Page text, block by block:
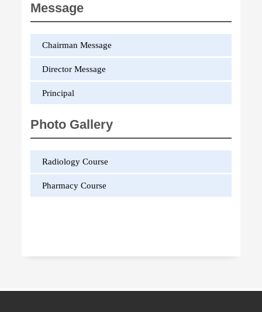
Message
Chairman Message
Director Message
Principal
Photo Gallery
Radiology Course
Pharmacy Course